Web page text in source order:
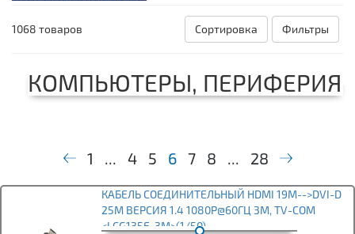
1068 товаров Фильтры
Сортировка
КОМПЬЮТЕРЫ, ПЕРИФЕРИЯ
1 ... 4 5 6 7 8 ... 28
КАБЕЛЬ СОЕДИНИТЕЛЬНЫЙ HDMI 19M-->DVI-D
25M ВЕРСИЯ 1.4 1080P@60ГЦ 3М, TV-COM
<LCG135E-3M>(1/50)